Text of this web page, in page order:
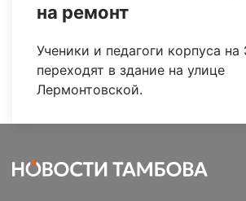
на ремонт
Ученики и педагоги корпуса на
переходят в здание на улице
Лермонтовской.